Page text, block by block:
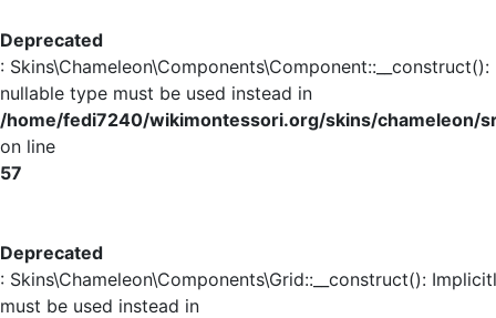
Deprecated
:
nullable type must be used instead in
/home/fedi7240/wikimontessori.org/skins/chameleon/
on line
57
Deprecated
: Skins\Chameleon\Components\Grid::__construct():
must be used instead in